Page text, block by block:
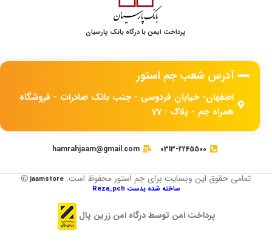
پرداخت ایمن با درگاه بانک پارسیان
آدرس شعب جم استور
اصفهان- خیابان فردوسی - جنب بانک صادرات - فروشگاه
همراه جم - پلاک : 77
0313-2245500
hamrahjaam@gmail.com
تمامی حقوق این وبسایت برای جم استور محفوظ است.jaamstore
ساخته شده بدست Reza_pch
پرداخت امن توسط درگاه امن زرین پال